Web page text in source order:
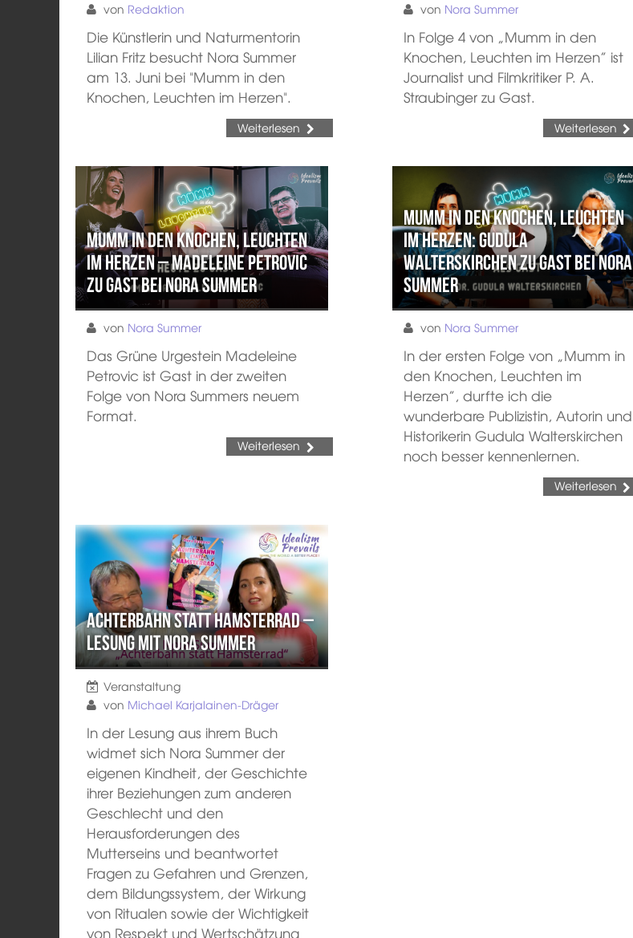
von Redaktion
Die Künstlerin und Naturmentorin
Lilian Fritz besucht Nora Summer
am 13. Juni bei "Mumm in den
Knochen, Leuchten im Herzen".
Weiterlesen
von Nora Summer
In Folge 4 von „Mumm in den
Knochen, Leuchten im Herzen” ist
Journalist und Filmkritiker P. A.
Straubinger zu Gast.
Weiterlesen
Mumm in den Knochen, Leuchten
im Herzen – Madeleine Petrovic
zu Gast bei Nora Summer
von Nora Summer
Das Grüne Urgestein Madeleine
Petrovic ist Gast in der zweiten
Folge von Nora Summers neuem
Format.
Weiterlesen
Mumm in den Knochen, Leuchten
im Herzen: Gudula
Walterskirchen zu Gast bei Nora
Summer
von Nora Summer
In der ersten Folge von „Mumm in
den Knochen, Leuchten im
Herzen”, durfte ich die
wunderbare Publizistin, Autorin und
Historikerin Gudula Walterskirchen
noch besser kennenlernen.
Weiterlesen
Achterbahn statt Hamsterrad –
Lesung mit Nora Summer
Veranstaltung
von Michael Karjalainen-Dräger
In der Lesung aus ihrem Buch
widmet sich Nora Summer der
eigenen Kindheit, der Geschichte
ihrer Beziehungen zum anderen
Geschlecht und den
Herausforderungen des
Mutterseins und beantwortet
Fragen zu Gefahren und Grenzen,
dem Bildungssystem, der Wirkung
von Ritualen sowie der Wichtigkeit
von Respekt und Wertschätzung